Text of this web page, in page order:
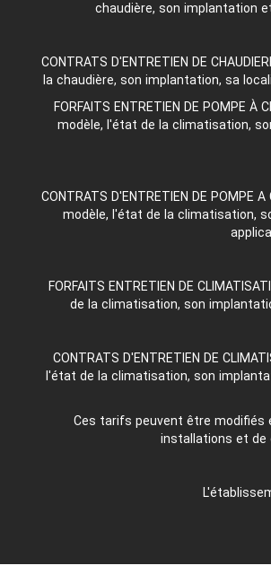
chaudière, son implantation
CONTRATS D'ENTRETIEN DE
la chaudière, son implantation, sa
FORFAITS ENTRETIEN DE POMPE
modèle, l'état de la climatisation,
CONTRATS D'ENTRETIEN DE POMPE
modèle, l'état de la climatisation,
FORFAITS ENTRETIEN DE
de la climatisation, son
CONTRATS D'ENTRETIEN DE
l'état de la climatisation, son
Ces tarifs peuvent être modifiés
installations et de